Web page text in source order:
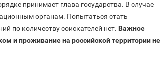
принимает глава государства. В случае
органам. Попытаться стать
по количеству соискателей нет. Важное
и проживание на российской территории не